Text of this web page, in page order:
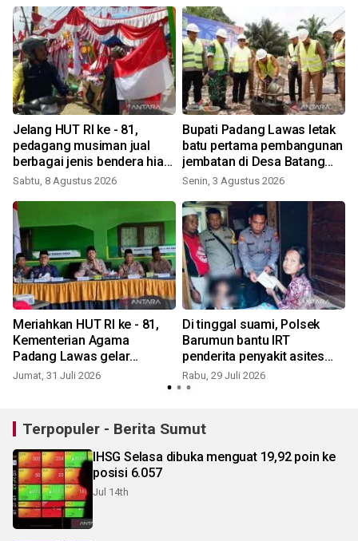
Jelang HUT RI ke - 81,
pedagang musiman jual
berbagai jenis bendera hias
di Sibuhuan
Sabtu, 8 Agustus 2026
Bupati Padang Lawas letak
batu pertama pembangunan
jembatan di Desa Batang
Bulu Baru
Senin, 3 Agustus 2026
Meriahkan HUT RI ke - 81,
Kementerian Agama
Padang Lawas gelar
berbagi kegiatan
Jumat, 31 Juli 2026
Di tinggal suami, Polsek
Barumun bantu IRT
penderita penyakit asites
dan ganguan jantung
Rabu, 29 Juli 2026
Terpopuler - Berita Sumut
IHSG Selasa dibuka menguat 19,92 poin ke
posisi 6.057
Jul 14th